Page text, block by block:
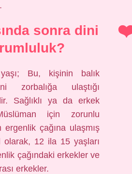
sonra dini
Bu, kişinin balık
zorbalığa ulaştığı
Sağlıklı ya da erkek
için zorunlu
çağına ulaşmış
olarak, 12 ila 15 yaşları
çağındaki erkekler ve
erkekler.